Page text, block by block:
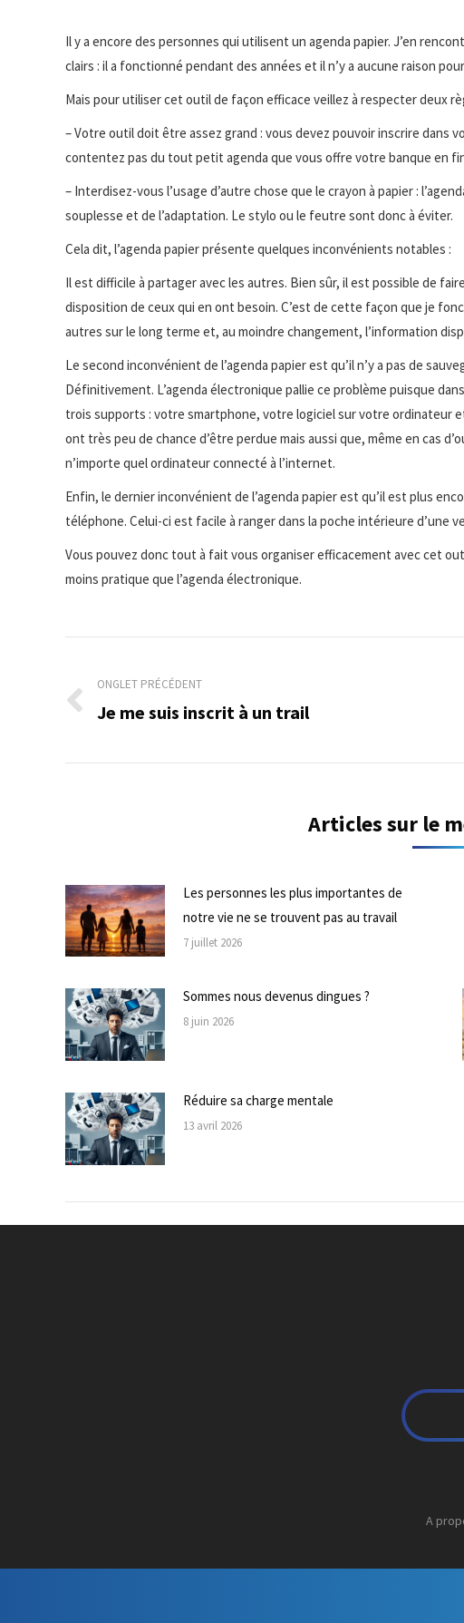
Il y a encore des personnes qui utilisent un agenda papier. J’en
clairs : il a fonctionné pendant des années et il n’y a aucune raison
Mais pour utiliser cet outil de façon efficace veillez à respecter deux
– Votre outil doit être assez grand : vous devez pouvoir inscrire dans
contentez pas du tout petit agenda que vous offre votre banque en
– Interdisez-vous l’usage d’autre chose que le crayon à papier :
souplesse et de l’adaptation. Le stylo ou le feutre sont donc à éviter.
Cela dit, l’agenda papier présente quelques inconvénients notables :
Il est difficile à partager avec les autres. Bien sûr, il est possible de
disposition de ceux qui en ont besoin. C’est de cette façon que je
autres sur le long terme et, au moindre changement, l’information
Le second inconvénient de l’agenda papier est qu’il n’y a pas de
Définitivement. L’agenda électronique pallie ce problème puisque
trois supports : votre smartphone, votre logiciel sur votre ordinateur
ont très peu de chance d’être perdue mais aussi que, même en cas
n’importe quel ordinateur connecté à l’internet.
Enfin, le dernier inconvénient de l’agenda papier est qu’il est plus
téléphone. Celui-ci est facile à ranger dans la poche intérieure d’une
Vous pouvez donc tout à fait vous organiser efficacement avec cet
moins pratique que l’agenda électronique.
de
ONGLET PRÉCÉDENT
Onglet
Je me suis inscrit à un trail
Articles sur le
Les personnes les plus importantes de
notre vie ne se trouvent pas au travail
7 juillet 2026
Sommes nous devenus dingues ?
8 juin 2026
Réduire sa charge mentale
13 avril 2026
A